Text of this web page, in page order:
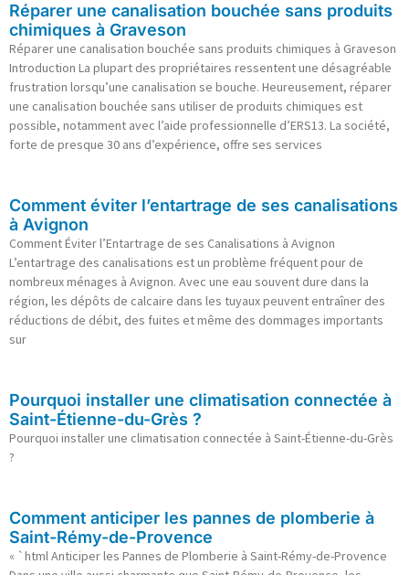
Réparer une canalisation bouchée sans produits
chimiques à Graveson
Réparer une canalisation bouchée sans produits chimiques à Graveson
Introduction La plupart des propriétaires ressentent une désagréable
frustration lorsqu’une canalisation se bouche. Heureusement, réparer
une canalisation bouchée sans utiliser de produits chimiques est
possible, notamment avec l’aide professionnelle d’ERS13. La société,
forte de presque 30 ans d’expérience, offre ses services
Comment éviter l’entartrage de ses canalisations
à Avignon
Comment Éviter l’Entartrage de ses Canalisations à Avignon
L’entartrage des canalisations est un problème fréquent pour de
nombreux ménages à Avignon. Avec une eau souvent dure dans la
région, les dépôts de calcaire dans les tuyaux peuvent entraîner des
réductions de débit, des fuites et même des dommages importants
sur
Pourquoi installer une climatisation connectée à
Saint-Étienne-du-Grès ?
Pourquoi installer une climatisation connectée à Saint-Étienne-du-Grès
?
Comment anticiper les pannes de plomberie à
Saint-Rémy-de-Provence
« `html Anticiper les Pannes de Plomberie à Saint-Rémy-de-Provence